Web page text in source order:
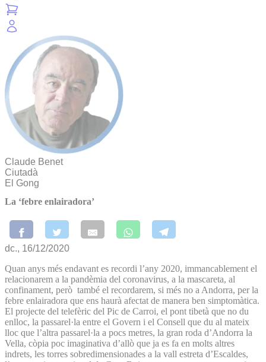
Claude Benet
Ciutadà
El Gong
La ‘febre enlairadora’
dc., 16/12/2020
Quan anys més endavant es recordi l’any 2020, immancablement el
relacionarem a la pandèmia del coronavirus, a la mascareta, al
confinament, però també el recordarem, si més no a Andorra, per la
febre enlairadora que ens haurà afectat de manera ben simptomàtica.
El projecte del telefèric del Pic de Carroi, el pont tibetà que no du
enlloc, la passarel·la entre el Govern i el Consell que du al mateix
lloc que l’altra passarel·la a pocs metres, la gran roda d’Andorra la
Vella, còpia poc imaginativa d’allò que ja es fa en molts altres
indrets, les torres sobredimensionades a la vall estreta d’Escaldes,